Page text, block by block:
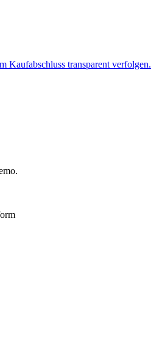
Kaufabschluss transparent verfolgen.